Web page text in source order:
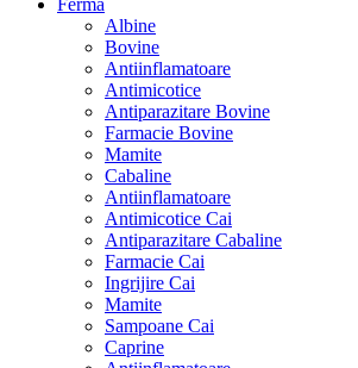
Ferma
Albine
Bovine
Antiinflamatoare
Antimicotice
Antiparazitare Bovine
Farmacie Bovine
Mamite
Cabaline
Antiinflamatoare
Antimicotice Cai
Antiparazitare Cabaline
Farmacie Cai
Ingrijire Cai
Mamite
Sampoane Cai
Caprine